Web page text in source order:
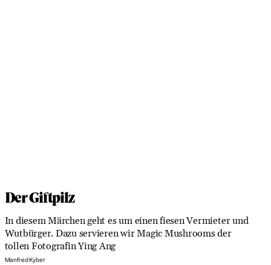
Der Giftpilz
In diesem Märchen geht es um einen fiesen Vermieter und
Wutbürger. Dazu servieren wir Magic Mushrooms der
tollen Fotografin Ying Ang
Manfred Kyber